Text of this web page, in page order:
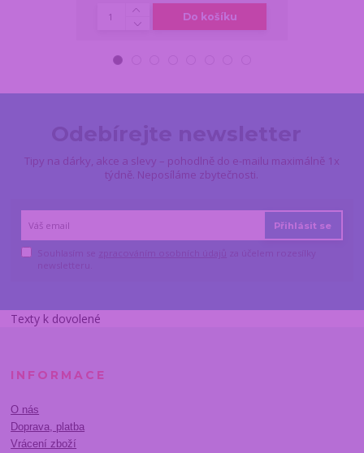
Do košíku
Tipy na dárky, akce a slevy – pohodlně do e-mailu maximálně 1x
týdně. Neposíláme zbytečnosti.
Přihlásit se
Texty k dovolené
INFORMACE
O nás
Doprava, platba
Vrácení zboží